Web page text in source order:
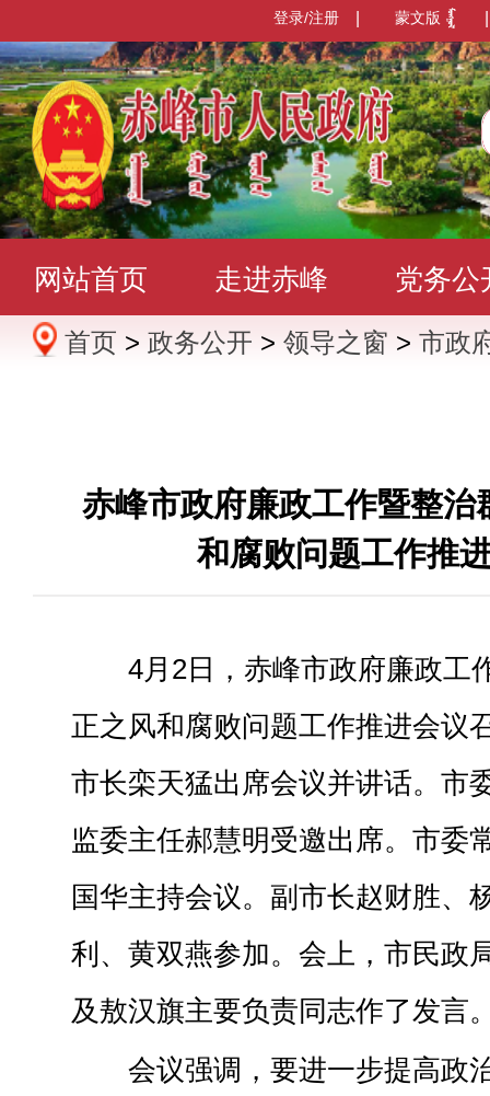
蒙文版
登录/注册
网站首页 走进赤峰 党务公
办事服务 政民互动 数据发
首页 > 政务公开 > 领导之窗 > 市政
赤峰市政府廉政工作暨整治
和腐败问题工作推
4月2日，赤峰市政府廉政工
正之风和腐败问题工作推进会议
市长栾天猛出席会议并讲话。市
监委主任郝慧明受邀出席。市委
国华主持会议。副市长赵财胜、
利、黄双燕参加。会上，市民政
及敖汉旗主要负责同志作了发言
会议强调，要进一步提高政